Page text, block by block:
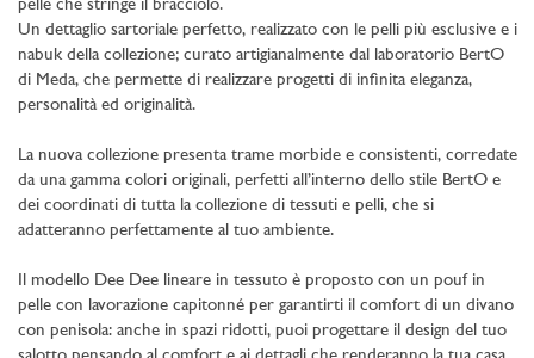
pelle che stringe il bracciolo.
Un dettaglio sartoriale perfetto, realizzato con le pelli più esclusive e i
nabuk della collezione; curato artigianalmente dal laboratorio BertO
di Meda, che permette di realizzare progetti di infinita eleganza,
personalità ed originalità.
La nuova collezione presenta trame morbide e consistenti, corredate
da una gamma colori originali, perfetti all’interno dello stile BertO e
dei coordinati di tutta la collezione di tessuti e pelli, che si
adatteranno perfettamente al tuo ambiente.
Il modello Dee Dee lineare in tessuto è proposto con un pouf in
pelle con lavorazione capitonné per garantirti il comfort di un divano
con penisola: anche in spazi ridotti, puoi progettare il design del tuo